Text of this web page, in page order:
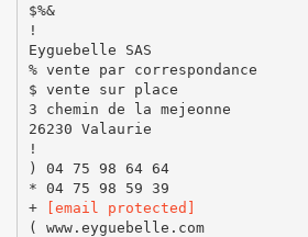
$%&
!
Eyguebelle SAS
% vente par correspondance
$ vente sur place
3 chemin de la mejeonne
26230 Valaurie
!
) 04 75 98 64 64
* 04 75 98 59 39
+
[email protected]
( www.eyguebelle.com